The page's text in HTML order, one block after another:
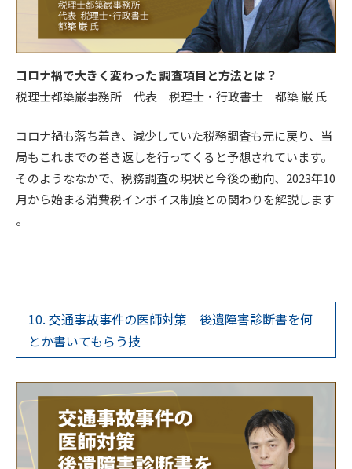
コロナ禍で大きく変わった 調査項目と方法とは？
税理士都築巌事務所 代表 税理士・行政書士 都築 巌 氏
コロナ禍も落ち着き、減少していた税務調査も元に戻り、当
局もこれまでの巻き返しを行ってくると予想されています。
そのようななかで、税務調査の現状と今後の動向、2023年10
月から始まる消費税インボイス制度との関わりを解説します
。
10. 交通事故事件の医師対策 後遺障害診断書を何
とか書いてもらう技